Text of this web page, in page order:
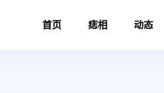
首页 痣相 动态